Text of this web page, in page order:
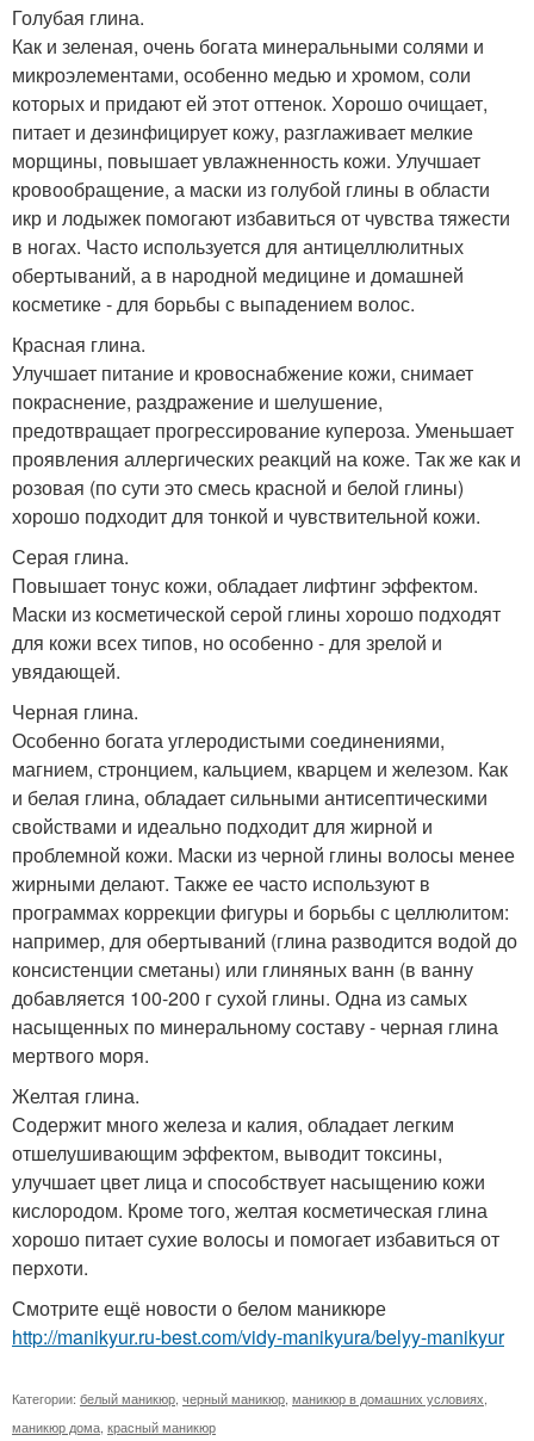
Голубая глина.
Как и зеленая, очень богата минеральными солями и
микроэлементами, особенно медью и хромом, соли
которых и придают ей этот оттенок. Хорошо очищает,
питает и дезинфицирует кожу, разглаживает мелкие
морщины, повышает увлажненность кожи. Улучшает
кровообращение, а маски из голубой глины в области
икр и лодыжек помогают избавиться от чувства тяжести
в ногах. Часто используется для антицеллюлитных
обертываний, а в народной медицине и домашней
косметике - для борьбы с выпадением волос.
Красная глина.
Улучшает питание и кровоснабжение кожи, снимает
покраснение, раздражение и шелушение,
предотвращает прогрессирование купероза. Уменьшает
проявления аллергических реакций на коже. Так же как и
розовая (по сути это смесь красной и белой глины)
хорошо подходит для тонкой и чувствительной кожи.
Серая глина.
Повышает тонус кожи, обладает лифтинг эффектом.
Маски из косметической серой глины хорошо подходят
для кожи всех типов, но особенно - для зрелой и
увядающей.
Черная глина.
Особенно богата углеродистыми соединениями,
магнием, стронцием, кальцием, кварцем и железом. Как
и белая глина, обладает сильными антисептическими
свойствами и идеально подходит для жирной и
проблемной кожи. Маски из черной глины волосы менее
жирными делают. Также ее часто используют в
программах коррекции фигуры и борьбы с целлюлитом:
например, для обертываний (глина разводится водой до
консистенции сметаны) или глиняных ванн (в ванну
добавляется 100-200 г сухой глины. Одна из самых
насыщенных по минеральному составу - черная глина
мертвого моря.
Желтая глина.
Содержит много железа и калия, обладает легким
отшелушивающим эффектом, выводит токсины,
улучшает цвет лица и способствует насыщению кожи
кислородом. Кроме того, желтая косметическая глина
хорошо питает сухие волосы и помогает избавиться от
перхоти.
Смотрите ещё новости о белом маникюре
http://manikyur.ru-best.com/vidy-manikyura/belyy-manikyur
Категории: белый маникюр черный маникюр маникюр в домашних условиях
маникюр дома красный маникюр